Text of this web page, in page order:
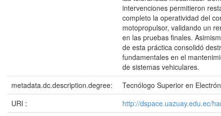
intervenciones permitieron
completo la operatividad del
motopropulsor, validando un
en las pruebas finales.
de esta práctica consolidó
fundamentales en el
de sistemas vehiculares.
metadata.dc.description.degree:
Tecnólogo Superior en
URI :
http://dspace.uazuay.edu.ec/